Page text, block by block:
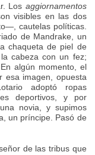
Los aggiornamentos
visibles en las dos
cautelas políticas.
de Mandrake, un
chaqueta de piel de
cabeza con un fez;
algún momento, el
esa imagen, opuesta
adoptó ropas
deportivos, y por
novia, y supimos
un príncipe. Pasó de
de las tribus que